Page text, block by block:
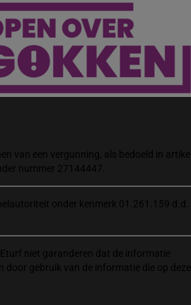
van een vergunning, als bedoeld in artikel
nummer 27144447.
onder kenmerk 01.261.159 d.d.
niet garanderen dat de informatie
gebruik van de informatie die op deze